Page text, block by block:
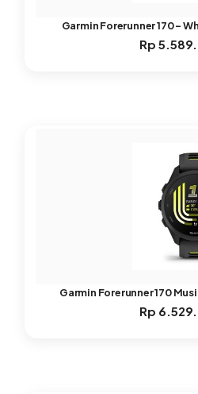
Garmin Forerunner 170 –
Rp
Garmin Forerunner 170
Rp